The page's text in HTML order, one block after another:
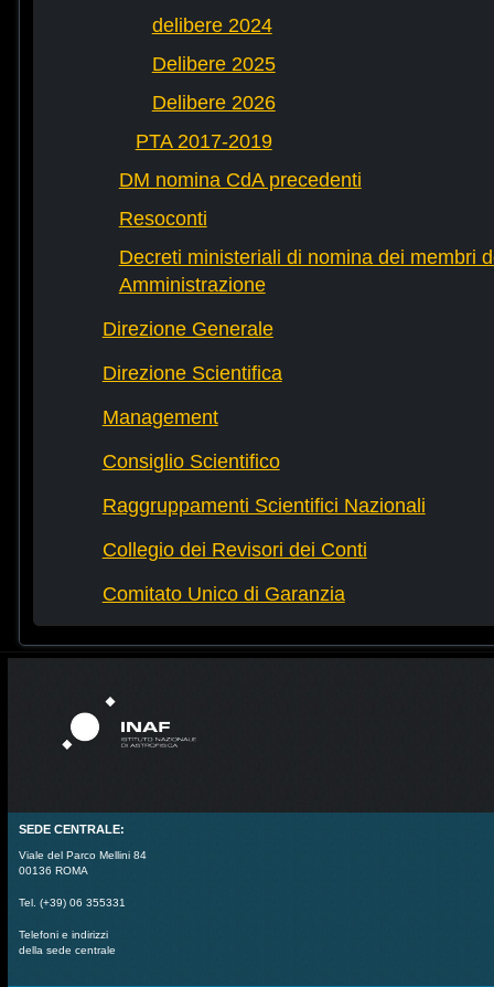
delibere 2024
Delibere 2025
Delibere 2026
PTA 2017-2019
DM nomina CdA precedenti
Resoconti
Decreti ministeriali di nomina dei membri
Amministrazione
Direzione Generale
Direzione Scientifica
Management
Consiglio Scientifico
Raggruppamenti Scientifici Nazionali
Collegio dei Revisori dei Conti
Comitato Unico di Garanzia
SEDE CENTRALE:
Viale del Parco Mellini 84
00136 ROMA
Tel. (+39) 06 355331
Telefoni e indirizzi
della sede centrale